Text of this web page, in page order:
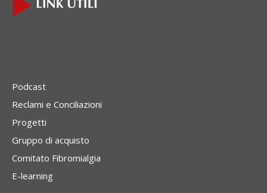
Podcast
Reclami e Conciliazioni
Progetti
Gruppo di acquisto
Comitato Fibromialgia
E-learning